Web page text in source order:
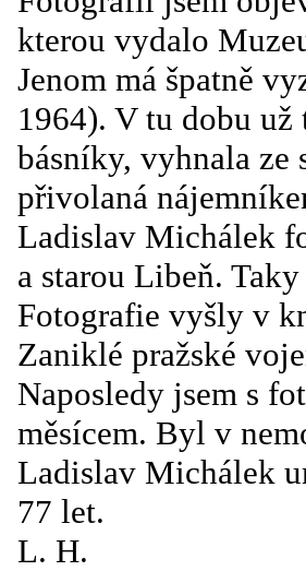
kterou vydalo
Jenom má špatně
1964). V tu dobu už
básníky, vyhnala ze
přivolaná
Ladislav Michálek
a starou Libeň.
Fotografie vyšly v
Zaniklé pražské
Naposledy jsem s
měsícem. Byl v
Ladislav Michálek
77 let.
L. H.